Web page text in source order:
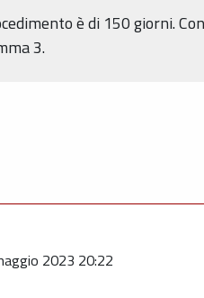
è di 150 giorni.
3.
2023 20:22